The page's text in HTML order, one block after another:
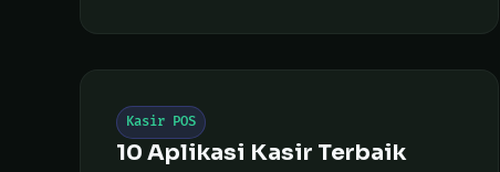
Kasir POS
10 Aplikasi Kasir Terbaik